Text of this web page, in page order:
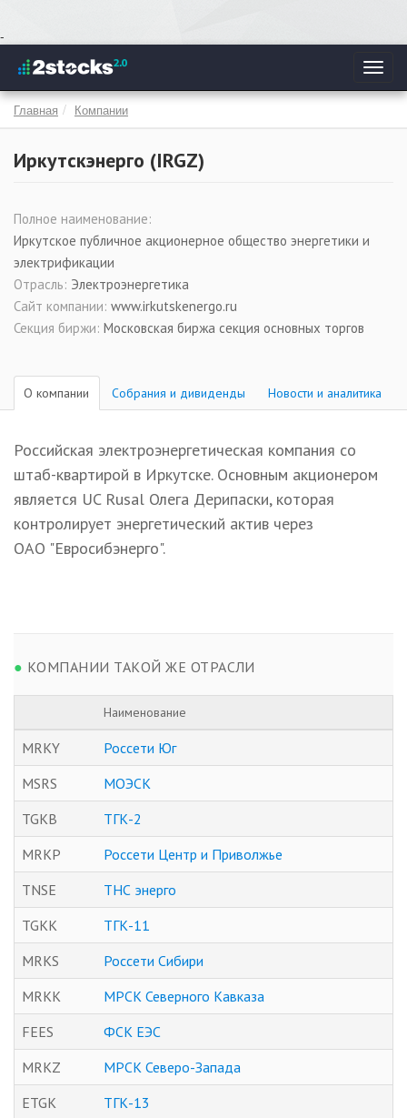
Перейти
основному
содержанию
-
Главная Компании
Иркутскэнерго (IRGZ)
Полное наименование:
Иркутское публичное акционерное общество энергетики и
электрификации
Отрасль: Электроэнергетика
Сайт компании: www.irkutskenergo.ru
Секция биржи: Московская биржа секция основных торгов
О компании Собрания и дивиденды Новости и аналитика
Российская электроэнергетическая компания со
штаб-квартирой в Иркутске. Основным акционером
является UC Rusal Олега Дерипаски, которая
контролирует энергетический актив через
ОАО "Евросибэнерго".
● КОМПАНИИ ТАКОЙ ЖЕ ОТРАСЛИ
Наименование
MRKY
Россети Юг
MSRS
МОЭСК
TGKB
ТГК-2
MRKP
Россети Центр и Приволжье
TNSE
ТНС энерго
TGKK
ТГК-11
MRKS
Россети Сибири
MRKK
МРСК Северного Кавказа
FEES
ФСК ЕЭС
MRKZ
МРСК Северо-Запада
ETGK
ТГК-13